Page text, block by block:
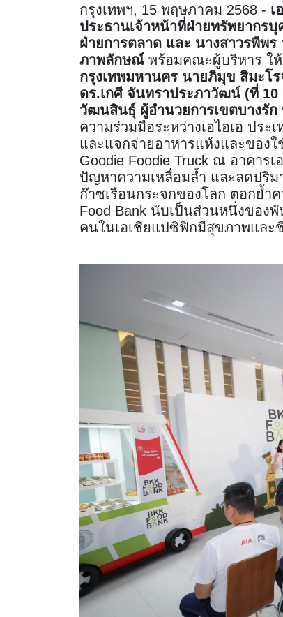
กรุงเทพฯ, 15 พฤษภาคม 2568 - เ
ประธานเจ้าหน้าที่ฝ่ายทรัพยากร
ฝ่ายการตลาด และ นางสาวรพีพ
ภาพลักษณ์ พร้อมคณะผู้บริหาร ใ
กรุงเทพมหานคร นายภิมุข สิมะโ
ดร.เกศี จันทราประภาวัฒน์ (ที่
วัฒนสินธุ์ ผู้อำนวยการเขตบางรัก
ความร่วมมือระหว่างเอไอเอ ปร
และแจกจ่ายอาหารแห้งและของ
Goodie Foodie Truck ณ อาคาร
ปัญหาความเหลื่อมล้ำ และลดปริ
ก๊าซเรือนกระจกของโลก ตอกย้ำ
Food Bank นับเป็นส่วนหนึ่งของ
คนในเอเชียแปซิฟิกมีสุขภาพและ